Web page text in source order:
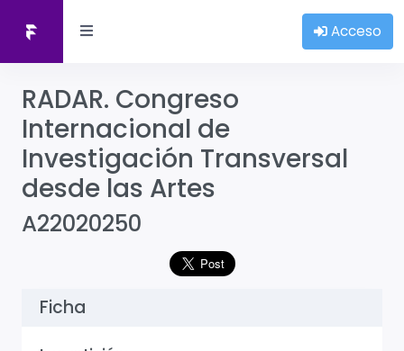
Acceso
RADAR. Congreso
Internacional de
Investigación Transversal
desde las Artes
A22020250
Ficha